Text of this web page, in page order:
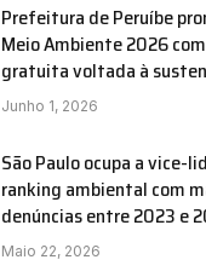
Prefeitura de Peruíbe
Meio Ambiente 2026
gratuita voltada à
Junho 1, 2026
São Paulo ocupa a vice-
ranking ambiental com
denúncias entre 2023 e
Maio 22, 2026